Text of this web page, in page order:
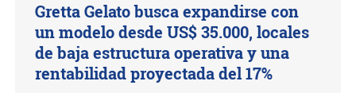
Gretta Gelato busca expandirse con
un modelo desde US$ 35.000, locales
de baja estructura operativa y una
rentabilidad proyectada del 17%